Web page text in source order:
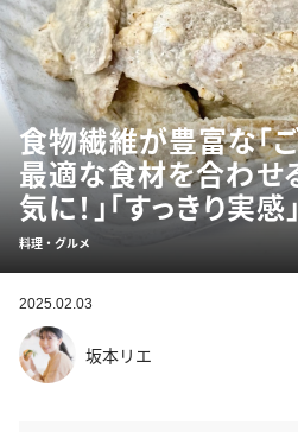
食物繊維が豊富な「
最適な食材を合わせ
気に！」「すっきり実感」
料理・グルメ
2025.02.03
坂本リエ